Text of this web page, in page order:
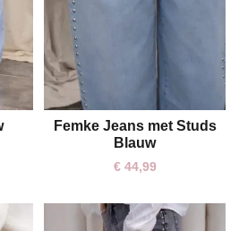
S M L XL
Femke Jeans met Studs
Blauw
€44,99